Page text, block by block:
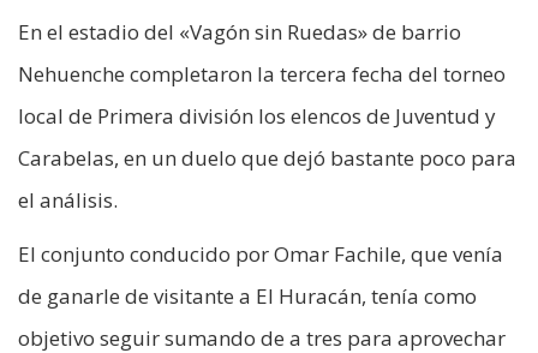
En el estadio del «Vagón sin Ruedas» de barrio
Nehuenche completaron la tercera fecha del torneo
local de Primera división los elencos de Juventud y
Carabelas, en un duelo que dejó bastante poco para
el análisis.
El conjunto conducido por Omar Fachile, que venía
de ganarle de visitante a El Huracán, tenía como
objetivo seguir sumando de a tres para aprovechar